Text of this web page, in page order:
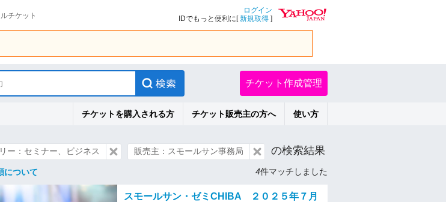
チケット
ログイン
IDでもっと便利に[新規取得 ]
チケット作成管理
チケットを購入される方 チケット販売主の方へ 使い方
ー：セミナー、ビジネス 販売主：スモールサン事務局 の検索結果
について 4件マッチしました
スモールサン・ゼミCHIBA ２０２５年７月